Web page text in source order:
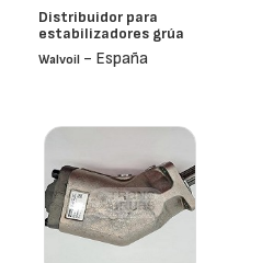
Distribuidor para
estabilizadores grúa
Walvoil - España